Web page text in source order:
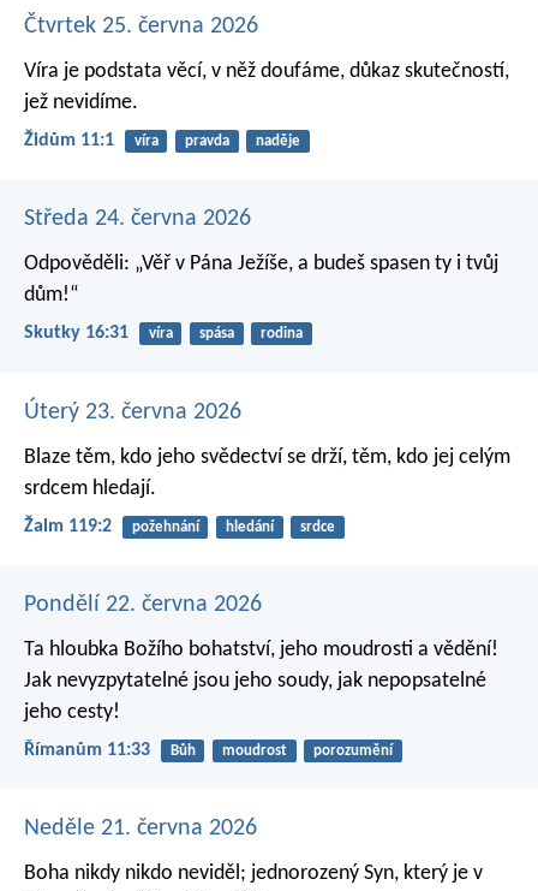
Čtvrtek 25. června 2026
Víra je podstata věcí, v něž doufáme, důkaz skutečností,
jež nevidíme.
Židům 11:1 víra pravda naděje
Středa 24. června 2026
Odpověděli: „Věř v Pána Ježíše, a budeš spasen ty i tvůj
dům!“
Skutky 16:31 víra spása rodina
Úterý 23. června 2026
Blaze těm, kdo jeho svědectví se drží, těm, kdo jej celým
srdcem hledají.
Žalm 119:2 požehnání hledání srdce
Pondělí 22. června 2026
Ta hloubka Božího bohatství, jeho moudrosti a vědění!
Jak nevyzpytatelné jsou jeho soudy, jak nepopsatelné
jeho cesty!
Římanům 11:33 Bůh moudrost porozumění
Neděle 21. června 2026
Boha nikdy nikdo neviděl; jednorozený Syn, který je v